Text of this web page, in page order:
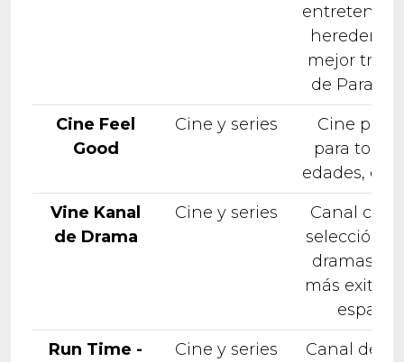
heredero
mejor
de
Cine Feel
Good
Cine y series
Cine
para todas
edades,
Vine Kanal
de Drama
Cine y series
Canal con
selección
dramas
más
español
Run Time -
Cine y series
Canal